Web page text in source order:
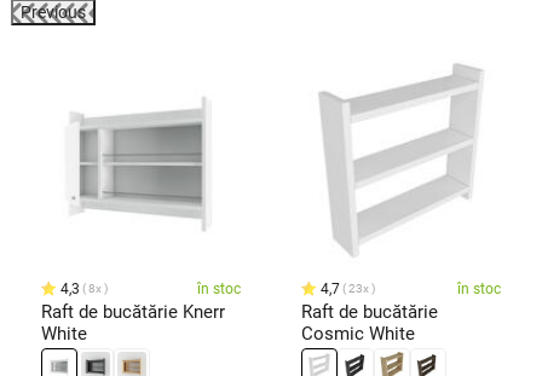
Previous
4,3 8x în stoc
Raft de bucătărie Knerr
White
4,7 23x în stoc
Raft de bucătărie
Cosmic White